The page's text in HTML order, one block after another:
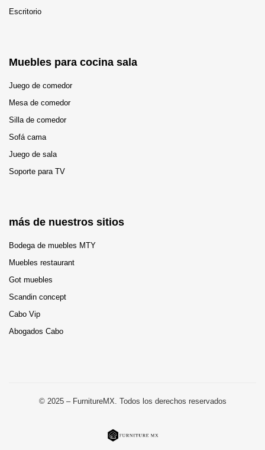
Escritorio
Muebles para cocina sala
Juego de comedor
Mesa de comedor
Silla de comedor
Sofá cama
Juego de sala
Soporte para TV
más de nuestros sitios
Bodega de muebles MTY
Muebles restaurant
Got muebles
Scandin concept
Cabo Vip
Abogados Cabo
© 2025 – FurnitureMX. Todos los derechos reservados